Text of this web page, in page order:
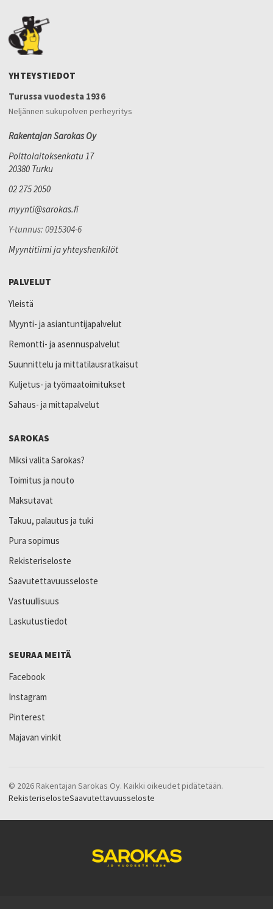
YHTEYSTIEDOT
Turussa vuodesta 1936
Neljännen sukupolven perheyritys
Rakentajan Sarokas Oy
Polttolaitoksenkatu 17
20380 Turku
02 275 2050
myynti@sarokas.fi
Y-tunnus: 0915304-6
Myyntitiimi ja yhteyshenkilöt
PALVELUT
Yleistä
Myynti- ja asiantuntijapalvelut
Remontti- ja asennuspalvelut
Suunnittelu ja mittatilausratkaisut
Kuljetus- ja työmaatoimitukset
Sahaus- ja mittapalvelut
SAROKAS
Miksi valita Sarokas?
Toimitus ja nouto
Maksutavat
Takuu, palautus ja tuki
Pura sopimus
Rekisteriseloste
Saavutettavuusseloste
Vastuullisuus
Laskutustiedot
SEURAA MEITÄ
Facebook
Instagram
Pinterest
Majavan vinkit
© 2026 Rakentajan Sarokas Oy. Kaikki oikeudet pidätetään.
RekisteriselosteSaavutettavuusseloste